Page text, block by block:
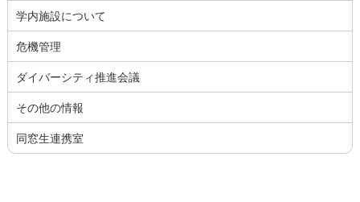
学内施設について
危機管理
ダイバーシティ推進会議
その他の情報
同窓生連携室